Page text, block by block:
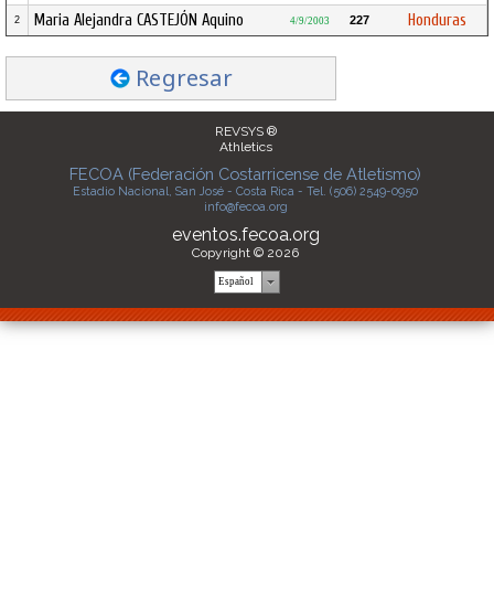
2 Maria Alejandra CASTEJÓN Aquino 4/9/2003 227 Honduras
Regresar
REVSYS ®
Athletics
FECOA (Federación Costarricense de Atletismo)
Estadio Nacional, San José - Costa Rica - Tel. (506) 2549-0950
info@fecoa.org
eventos.fecoa.org
Copyright © 2026